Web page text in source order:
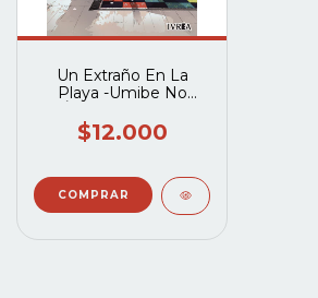
Un Extraño En La
Playa -Umibe No
Unico)
$12.000